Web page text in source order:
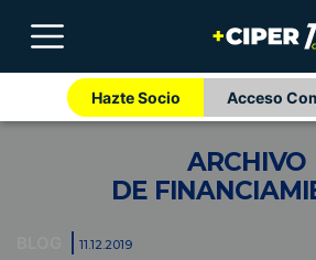
Hazte Socio Acceso
ARCHIVO
DE
11.12.2019